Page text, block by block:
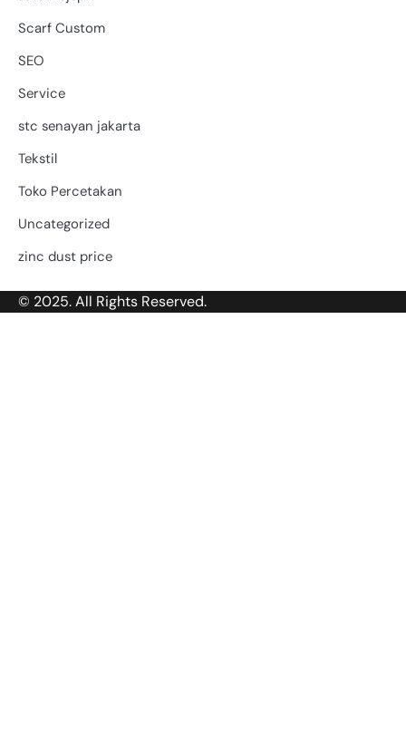
Scarf Custom
SEO
Service
stc senayan jakarta
Tekstil
Toko Percetakan
Uncategorized
zinc dust price
© 2025. All Rights Reserved.